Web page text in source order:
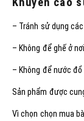
– Tránh sử dụng
– Không để ghế ở
– Không để nước
Sản phẩm được
Vì chọn chọn mua